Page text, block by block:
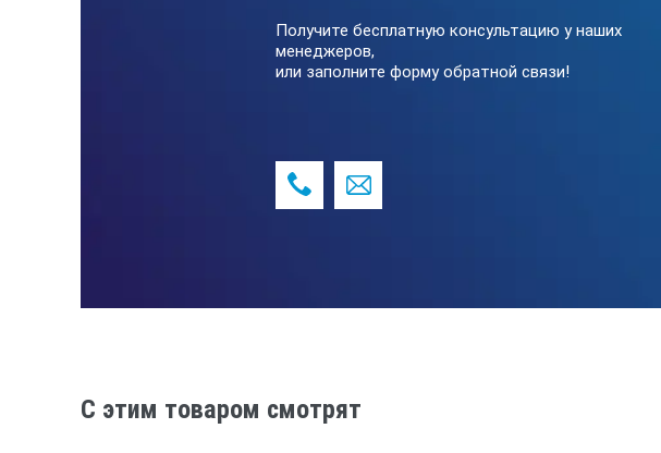
диапазон измерения
ось z: 350 мкм
скорость перемещения
Получите бесплатную консультацию у наших
менеджеров,
или заполните форму обратной связи!
C этим товаром смотрят